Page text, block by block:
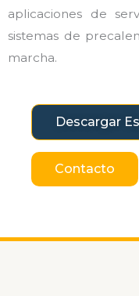
aplicaciones de
sistemas de
marcha.
Descargar
Contacto